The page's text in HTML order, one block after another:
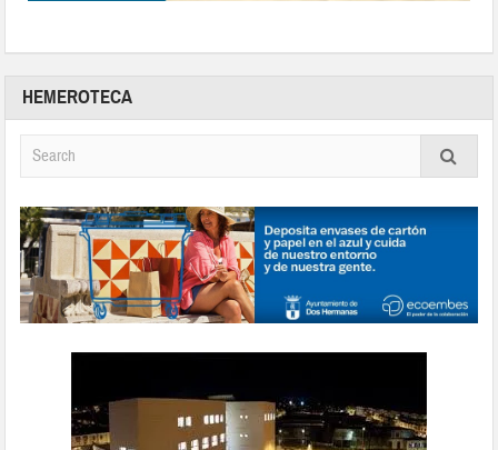
HEMEROTECA